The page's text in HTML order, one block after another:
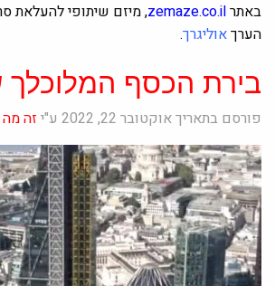
באתרzemaze.co.il, מיזם שיתופי להעלאת
הערךאוליגרך.
בירת הכסף
פורסם בתאריך אוקטובר 22, 2022 ע"י זה